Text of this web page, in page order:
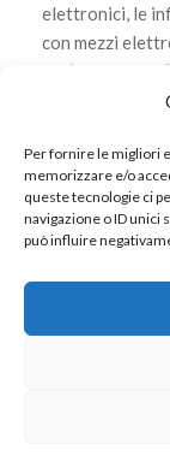
Per fornire le migliori
memorizzare e/o
queste tecnologie ci
navigazione o ID unici
può influire
elettronici, le
con mezzi
Scarica
© 2022
Via IV
Privacy